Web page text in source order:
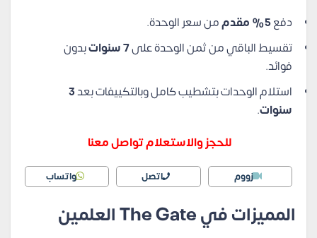
دفع5% مقدم
من سعر الوحدة.
تقسيط الباقي من ثمن الوحدة على7 سنوات
بدون
فوائد.
استلام الوحدات بتشطيب كامل وبالتكييفات بعد3
سنوات.
للحجز والاستعلام تواصل معنا
زووم اتصل واتساب
المميزات في The Gate العلمين